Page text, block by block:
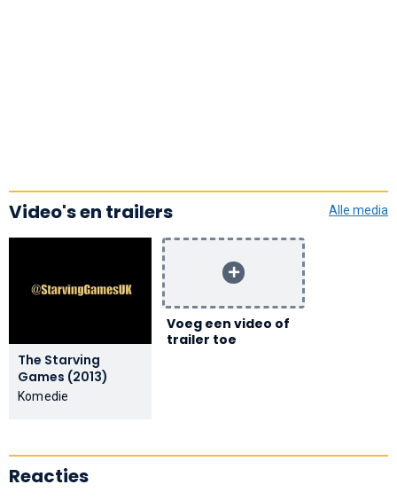
Video's en trailers Alle media
The Starving
Games (2013)
Komedie
Voeg een video of
trailer toe
Reacties